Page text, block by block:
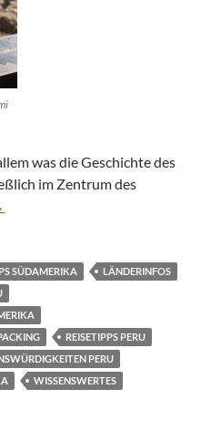
was die Geschichte des
im Zentrum des
Eindrücke und Erfahrungen
SÜDAMERIKA
LÄNDERINFOS
REISETIPPS PERU
PERU
WISSENSWERTES